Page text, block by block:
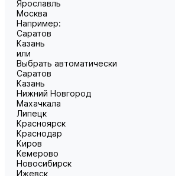
Ярославль
Москва
Например:
Саратов
Казань
или
Выбрать автоматически
Саратов
Казань
Нижний Новгород
Махачкала
Липецк
Красноярск
Краснодар
Киров
Кемерово
Новосибирск
Ижевск